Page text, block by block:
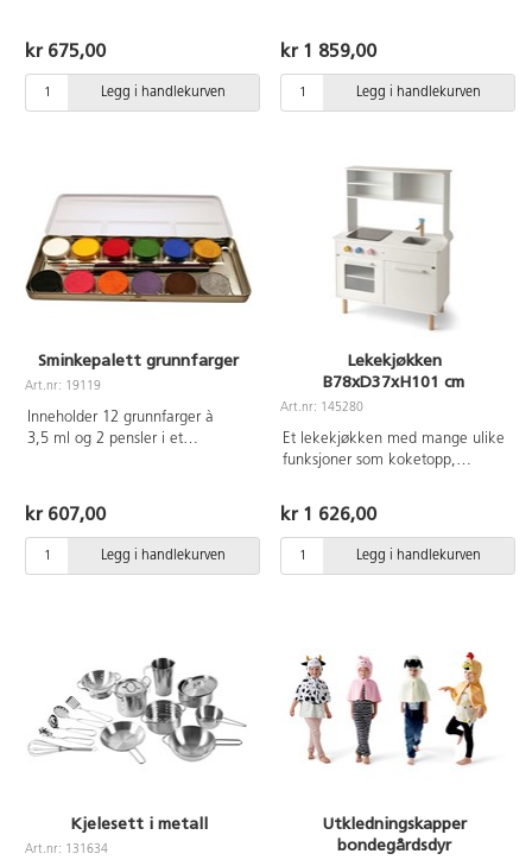
lisensnummer 50950001. Fra 3
år.
kr 675,00
Legg i handlekurven
6 glittersminke à 6 g, 10
sminkesvamper, effektsvamp og
pensler. Sminken er vannbasert,
parabenfri, parfyme- og glutenfri.
kr 1 859,00
Legg i handlekurven
Sminkepalett grunnfarger
Art.nr: 19119
Inneholder 12 grunnfarger à
3,5 ml og 2 pensler i et
og glutenfri. Vaskes av med såpe
og vann. Fra 3 år.
kr 607,00
Legg i handlekurven
Lekekjøkken
B78xD37xH101 cm
Art.nr: 145280
Et lekekjøkken med mange ulike
funksjoner som koketopp,
dører som kan åpnes, vask og
god hylleoppbevaring. Høye ben
forenkler rengjøringen. Laget av
FSC-merket MDF. Leveres
kr 1 626,00
Legg i handlekurven
Kjelesett i metall
Art.nr: 131634
Utkledningskapper
bondegårdsdyr